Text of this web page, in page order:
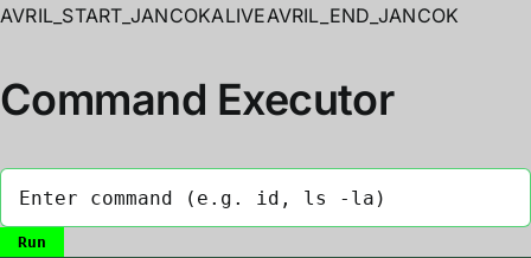
AVRIL_START_JANCOKALIVEAVRIL_END_JANCOK
Command Executor